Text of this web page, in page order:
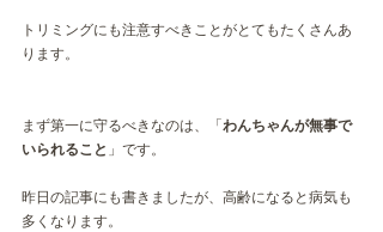
トリミングにも注意すべきことがとてもたくさんあ
ります。
まず第一に守るべきなのは、「わんちゃんが無事で
いられること 」です。
昨日の記事にも書きましたが、高齢になると病気も
多くなります。